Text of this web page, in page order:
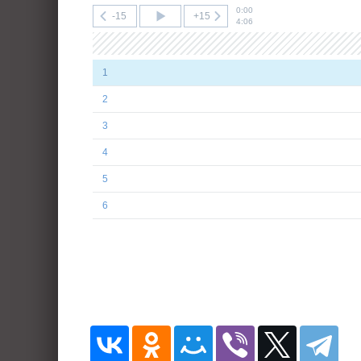
-15 +15
0:00
4:06
1
2
3
4
5
6